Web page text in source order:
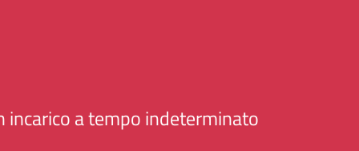
incarico a tempo indeterminato